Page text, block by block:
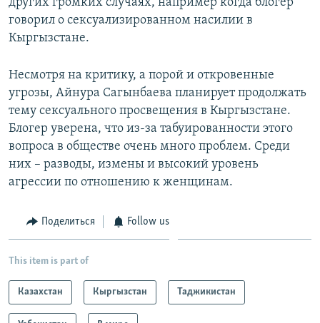
говорил о сексуализированном насилии в
Кыргызстане.
Несмотря на критику, а порой и откровенные
угрозы, Айнура Сагынбаева планирует продолжать
тему сексуального просвещения в Кыргызстане.
Блогер уверена, что из-за табуированности этого
вопроса в обществе очень много проблем. Среди
них – разводы, измены и высокий уровень
агрессии по отношению к женщинам.
Поделиться Follow us
This item is part of
Казахстан Кыргызстан Таджикистан